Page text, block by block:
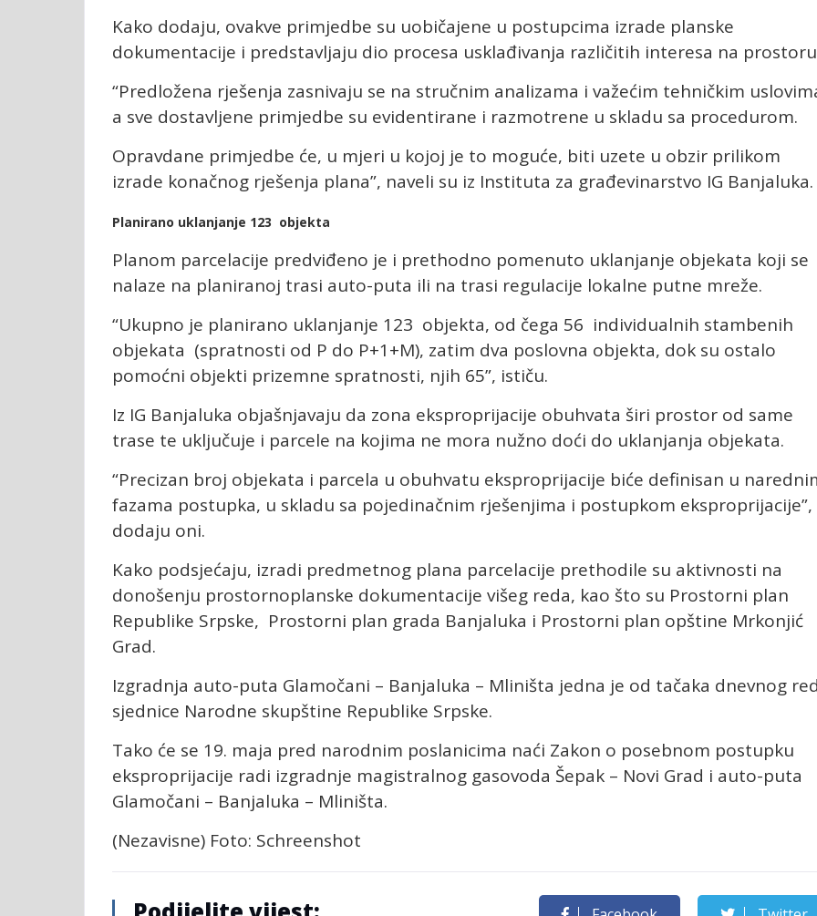
Kako dodaju, ovakve primjedbe su uobičajene u postupcima izrade planske
dokumentacije i predstavljaju dio procesa usklađivanja različitih interesa na
“Predložena rješenja zasnivaju se na stručnim analizama i važećim tehničkim
a sve dostavljene primjedbe su evidentirane i razmotrene u skladu sa procedurom.
Opravdane primjedbe će, u mjeri u kojoj je to moguće, biti uzete u obzir prilikom
izrade konačnog rješenja plana”, naveli su iz Instituta za građevinarstvo IG Banjaluka.
Planirano uklanjanje 123 objekta
Planom parcelacije predviđeno je i prethodno pomenuto uklanjanje objekata koji se
nalaze na planiranoj trasi auto-puta ili na trasi regulacije lokalne putne mreže.
“Ukupno je planirano uklanjanje 123 objekta, od čega 56 individualnih stambenih
objekata (spratnosti od P do P+1+M), zatim dva poslovna objekta, dok su ostalo
pomoćni objekti prizemne spratnosti, njih 65”, ističu.
Iz IG Banjaluka objašnjavaju da zona eksproprijacije obuhvata širi prostor od same
trase te uključuje i parcele na kojima ne mora nužno doći do uklanjanja objekata.
“Precizan broj objekata i parcela u obuhvatu eksproprijacije biće definisan u
fazama postupka, u skladu sa pojedinačnim rješenjima i postupkom eksproprijacije”,
dodaju oni.
Kako podsjećaju, izradi predmetnog plana parcelacije prethodile su aktivnosti na
donošenju prostornoplanske dokumentacije višeg reda, kao što su Prostorni plan
Republike Srpske, Prostorni plan grada Banjaluka i Prostorni plan opštine Mrkonjić
Grad.
Izgradnja auto-puta Glamočani – Banjaluka – Mliništa jedna je od tačaka dnevnog
sjednice Narodne skupštine Republike Srpske.
Tako će se 19. maja pred narodnim poslanicima naći Zakon o posebnom postupku
eksproprijacije radi izgradnje magistralnog gasovoda Šepak – Novi Grad i auto-puta
Glamočani – Banjaluka – Mliništa.
(Nezavisne) Foto: Schreenshot